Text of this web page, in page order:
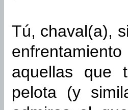
Tú, chaval(a),
aquellas que
pelota (y